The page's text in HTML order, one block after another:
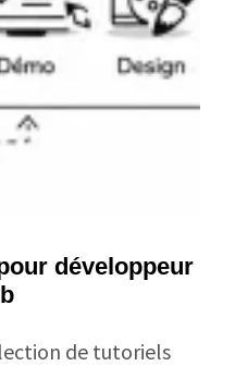
développeur
de tutoriels